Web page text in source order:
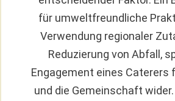
für umweltfreundliche
Verwendung regionaler
Reduzierung von Abfall,
Engagement eines Caterers
und die Gemeinschaft